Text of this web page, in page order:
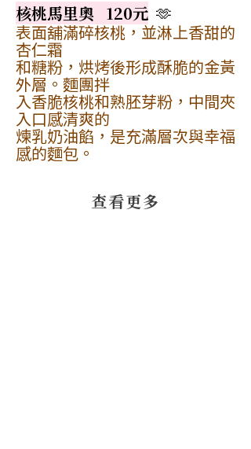
核桃馬里奧   120元
  🫶
表面舖滿碎核桃，並淋上香甜的
杏仁霜
和糖粉，烘烤後形成酥脆的金黃
外層。麵團拌
入香脆核桃和熟胚芽粉，中間夾
入口感清爽的
煉乳奶油餡，是充滿層次與幸福
感的麵包。
​查看更多